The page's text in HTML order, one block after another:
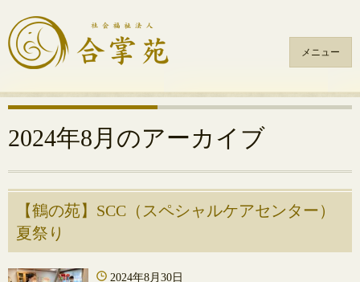
メニュー
コ
ン
テ
ン
へ
キ
ッ
2024年8月 のアーカイブ
【鶴の苑】SCC（スペシャルケアセンター）
夏祭り
2024年8月30日